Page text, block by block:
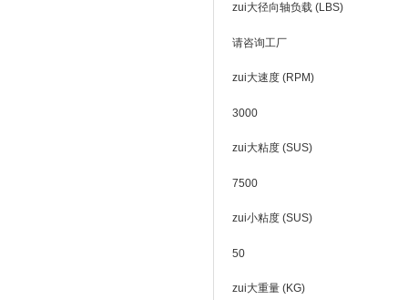
zui大径向轴负载 (LBS)
请咨询工厂
zui大速度 (RPM)
3000
zui大粘度 (SUS)
7500
zui小粘度 (SUS)
50
zui大重量 (KG)